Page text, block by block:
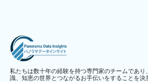
私たちは数十年の経験を持つ専門家のチームであり
識、知恵の世界とつながるお手伝いをすることを決